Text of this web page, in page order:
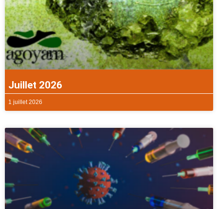
Juillet 2026
1 juillet 2026